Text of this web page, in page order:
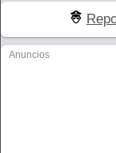
Anuncios